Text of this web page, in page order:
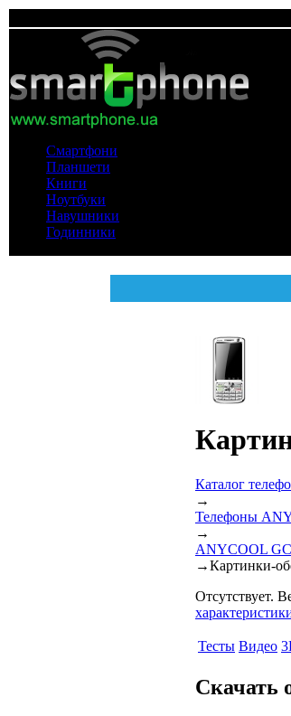
Смартфони
Планшети
Книги
Ноутбуки
Навушники
Годинники
Каталог
→
Телефоны
→
ANYCOOL
→Картинки-
Отсутствует.
Тесты Видео
Скачать